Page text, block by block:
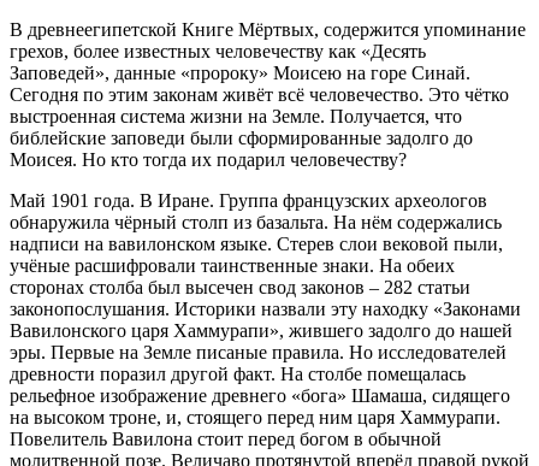
В древнеегипетской Книге Мёртвых, содержится упоминание
грехов, более известных человечеству как «Десять
Заповедей», данные «пророку» Моисею на горе Синай.
Сегодня по этим законам живёт всё человечество. Это чётко
выстроенная система жизни на Земле. Получается, что
библейские заповеди были сформированные задолго до
Моисея. Но кто тогда их подарил человечеству?
Май 1901 года. В Иране. Группа французских археологов
обнаружила чёрный столп из базальта. На нём содержались
надписи на вавилонском языке. Стерев слои вековой пыли,
учёные расшифровали таинственные знаки. На обеих
сторонах столба был высечен свод законов – 282 статьи
законопослушания. Историки назвали эту находку «Законами
Вавилонского царя Хаммурапи», жившего задолго до нашей
эры. Первые на Земле писаные правила. Но исследователей
древности поразил другой факт. На столбе помещалась
рельефное изображение древнего «бога» Шамаша, сидящего
на высоком троне, и, стоящего перед ним царя Хаммурапи.
Повелитель Вавилона стоит перед богом в обычной
молитвенной позе. Величаво протянутой вперёд правой рукой